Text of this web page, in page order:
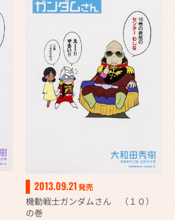
2013.09.21発売
機動戦士ガンダムさん （１０）
の巻